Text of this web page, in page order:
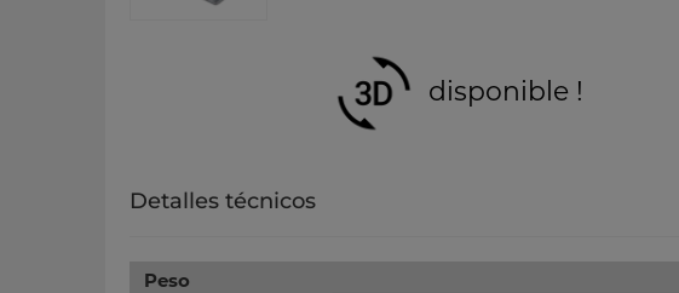
disponible !
Detalles técnicos
Peso